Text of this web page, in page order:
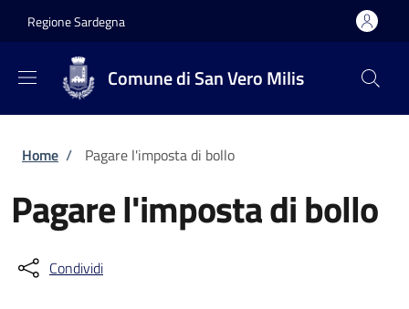
Regione Sardegna
Comune di San Vero Milis
Briciole di pane
Home / Pagare l'imposta di bollo
Pagare l'imposta di bollo
Condividi